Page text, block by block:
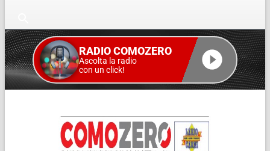
RADIO COMOZERO
Ascolta la radio
con un click!